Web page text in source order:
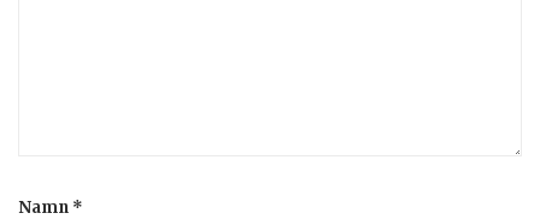
Namn *